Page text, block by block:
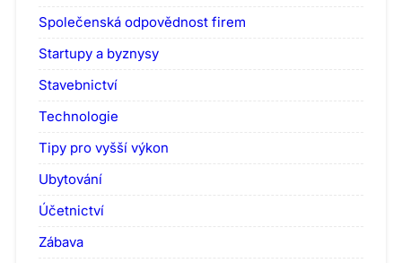
Společenská odpovědnost firem
Startupy a byznysy
Stavebnictví
Technologie
Tipy pro vyšší výkon
Ubytování
Účetnictví
Zábava